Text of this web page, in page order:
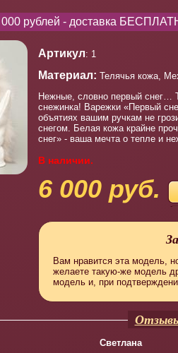
000 рублей - доставка
Артикул: 1
Материал: Телячья кожа,
Нежные, словно первый снег…
снежинка! Варежки «Первый
объятиях вашим ручкам не
снегом. Белая кожа крайне
снег» - ваша мечта о тепле и
В наличии.
6 000 руб.
Вам нравится эта модель,
желаете такую-же модель
модель и, при
Светлана